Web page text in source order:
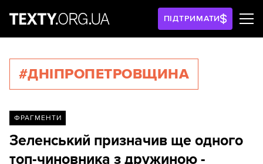
ПІДТРИМАТИ
#ДНІПРОПЕТРОВЩИНА
ФРАГМЕНТИ
Зеленський призначив ще одного
топ-чиновника з дружиною -